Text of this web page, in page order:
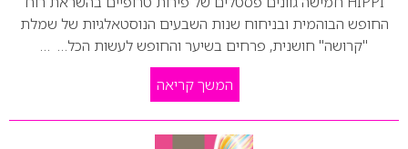
החופש הבוהמית ובניחוח שנות השבעים הנוסטאלגיות של שמלת
"קרושה" חושנית, פרחים בשיער והחופש לעשות הכל… …
המשך קריאה